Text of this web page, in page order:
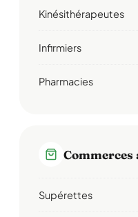
Kinésithérapeutes
Infirmiers
Pharmacies
Supérettes